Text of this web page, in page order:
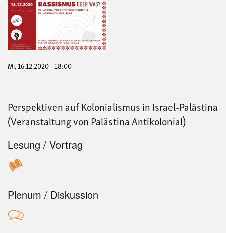
Mi, 16.12.2020 - 18:00
Perspektiven auf Kolonialismus in Israel-Palästina
(Veranstaltung von Palästina Antikolonial)
Lesung / Vortrag
Plenum / Diskussion